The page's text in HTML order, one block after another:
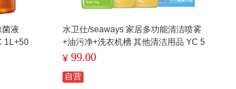
液
1L+50
水卫仕/seaways 家居多功能清洁喷雾
+油污净+洗衣机槽 其他清洁用品 YC 5
00g*3+375g
¥ 99.00
自营